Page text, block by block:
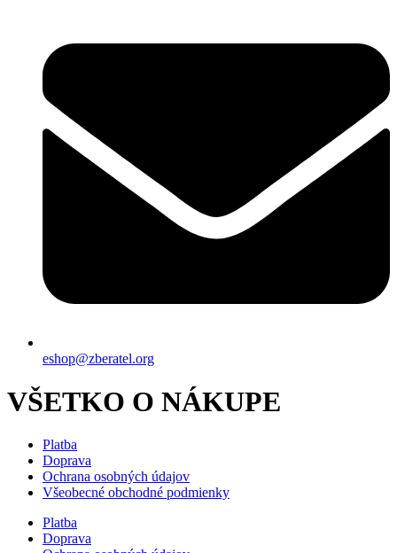
eshop@zberatel.org
VŠETKO O NÁKUPE
Platba
Doprava
Ochrana osobných údajov
Všeobecné obchodné podmienky
Platba
Doprava